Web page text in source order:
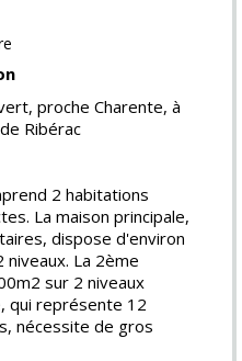
proche Charente, à
Ribérac
2 habitations
La maison principale,
dispose d'environ
La 2ème
sur 2 niveaux
qui représente 12
nécessite de gros